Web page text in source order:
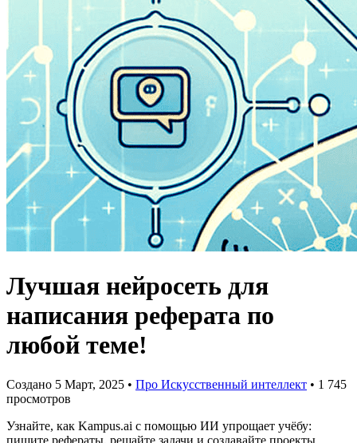
Лучшая нейросеть для
написания реферата по
любой теме!
Создано 5 Март, 2025 • Про Искусственный интеллект • 1 745
просмотров
Узнайте, как Kampus.ai с помощью ИИ упрощает учёбу:
пишите рефераты, решайте задачи и создавайте проекты